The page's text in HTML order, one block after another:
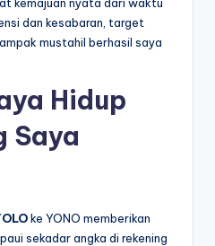
dan kesabaran, target
mustahil berhasil saya
Hidup
Saya
ke YONO memberikan
sekadar angka di rekening